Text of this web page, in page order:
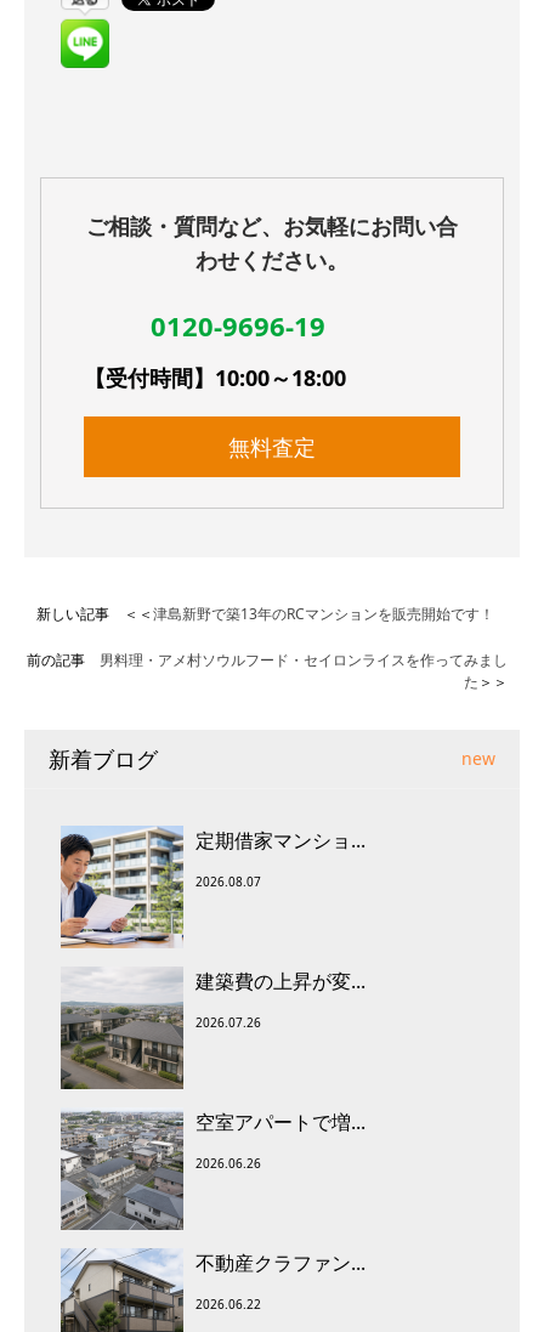
ご相談・質問など、お気軽にお問い合
わせください。
0120-9696-19
【受付時間】10:00～18:00
無料査定
新しい記事 ＜＜津島新野で築13年のRCマンションを販売開始です！
前の記事 男料理・アメ村ソウルフード・セイロンライスを作ってみまし
た ＞＞
新着ブログ new
定期借家マンショ...
2026.08.07
建築費の上昇が変...
2026.07.26
空室アパートで増...
2026.06.26
不動産クラファン...
2026.06.22